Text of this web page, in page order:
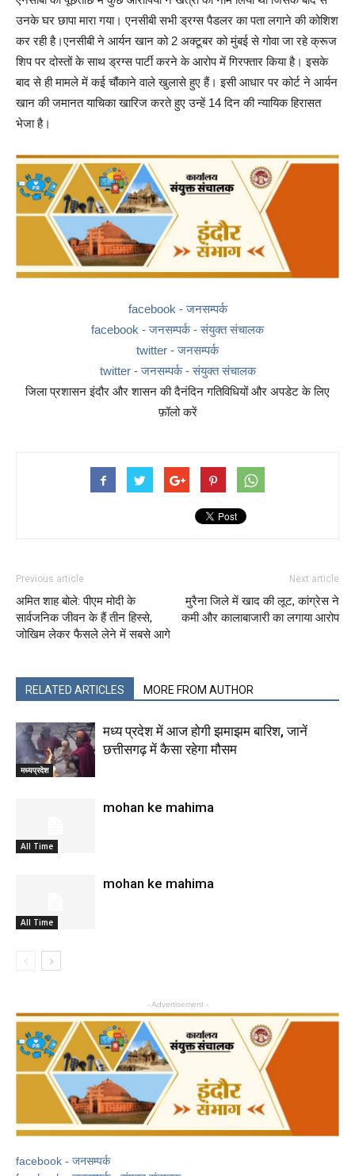
उनके घर छापा मारा गया। एनसीबी सभी ड्रग्स पैडलर का पता लगाने की कोशिश
कर रही है।एनसीबी ने आर्यन खान को 2 अक्टूबर को मुंबई से गोवा जा रहे क्रूज
शिप पर दोस्तों के साथ ड्रग्स पार्टी करने के आरोप में गिरफ्तार किया है। इसके
बाद से ही मामले में कई चौंकाने वाले खुलासे हुए हैं। इसी आधार पर कोर्ट ने आर्यन
खान की जमानत याचिका खारिज करते हुए उन्हें 14 दिन की न्यायिक हिरासत
भेजा है।
facebook - जनसम्पर्क
facebook - जनसम्पर्क - संयुक्त संचालक
twitter - जनसम्पर्क
twitter - जनसम्पर्क - संयुक्त संचालक
जिला प्रशासन इंदौर और शासन की दैनंदिन गतिविधियों और अपडेट के लिए
फ़ॉलो करें
Previous article
अमित शाह बोले: पीएम मोदी के
सार्वजनिक जीवन के हैं तीन हिस्से,
जोखिम लेकर फैसले लेने में सबसे आगे
Next article
मुरैना जिले में खाद की लूट, कांग्रेस ने
कमी और कालाबाजारी का लगाया आरोप
RELATED ARTICLES MORE FROM AUTHOR
मध्यप्रदेश
मध्य प्रदेश में आज होगी झमाझम बारिश, जानें
छत्तीसगढ़ में कैसा रहेगा मौसम
All Time
mohan ke mahima
All Time
mohan ke mahima
- Advertisement -
facebook - जनसम्पर्क